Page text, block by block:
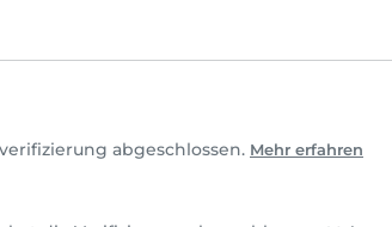
abgeschlossen. Mehr erfahren